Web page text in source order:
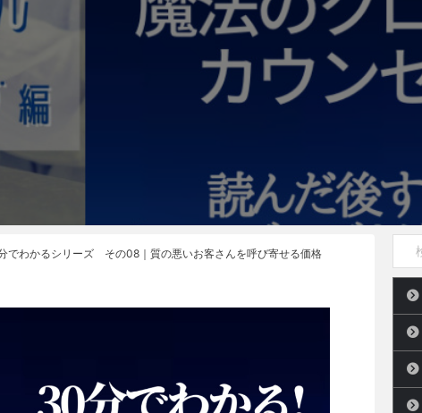
でわかるシリーズ その08｜質の悪いお客さんを呼び寄せる価格